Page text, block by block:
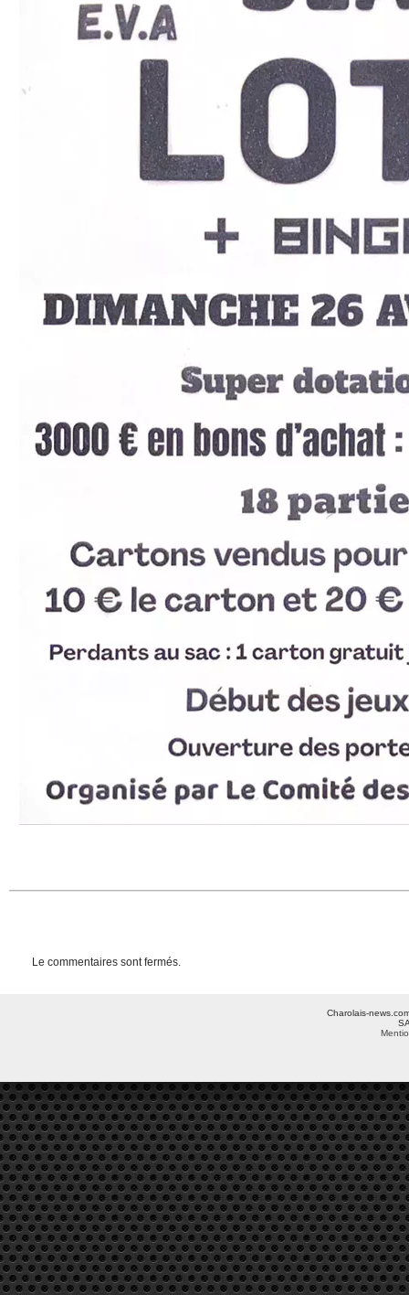
Le commentaires sont fermés.
Charolais-